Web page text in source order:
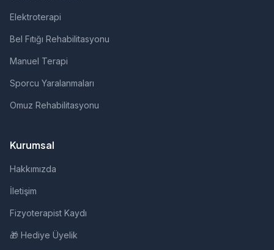
Elektroterapi
Bel Fıtığı Rehabilitasyonu
Manuel Terapi
Sporcu Yaralanmaları
Omuz Rehabilitasyonu
Kurumsal
Hakkımızda
İletişim
Fizyoterapist Kaydı
🎁 Hediye Üyelik